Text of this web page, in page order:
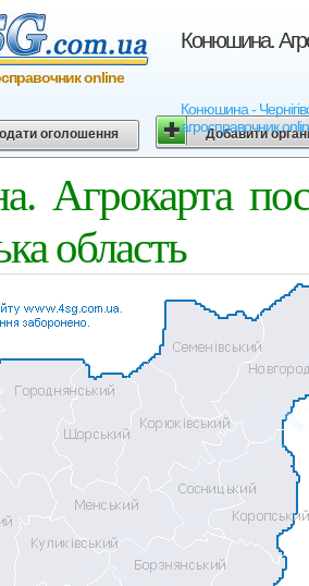
Конюшина.
Конюшина -
агросправочник
online
оголошення Добавити
Агрокарта
область